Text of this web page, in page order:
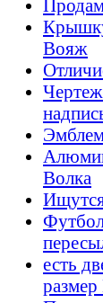
Вояж
Волка
есть
размер